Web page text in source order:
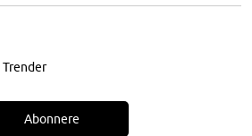
Trender
Abonnere